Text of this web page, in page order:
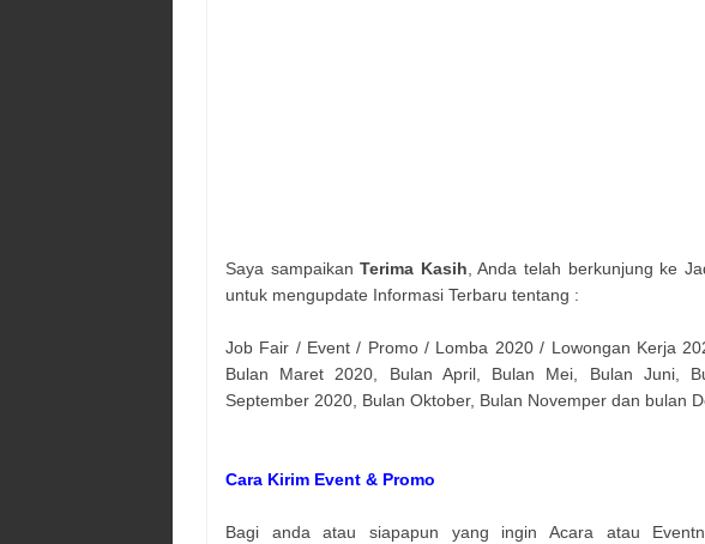
Saya sampaikanTerima Kasih, Anda telah berkunjung ke
untuk mengupdate Informasi Terbaru tentang :
Job Fair / Event / Promo / Lomba 2020 / Lowongan Kerja
Bulan Maret 2020, Bulan April, Bulan Mei, Bulan Juni,
September 2020, Bulan Oktober, Bulan Novemper dan bulan
Cara Kirim Event & Promo
Bagi anda atau siapapun yang ingin Acara atau